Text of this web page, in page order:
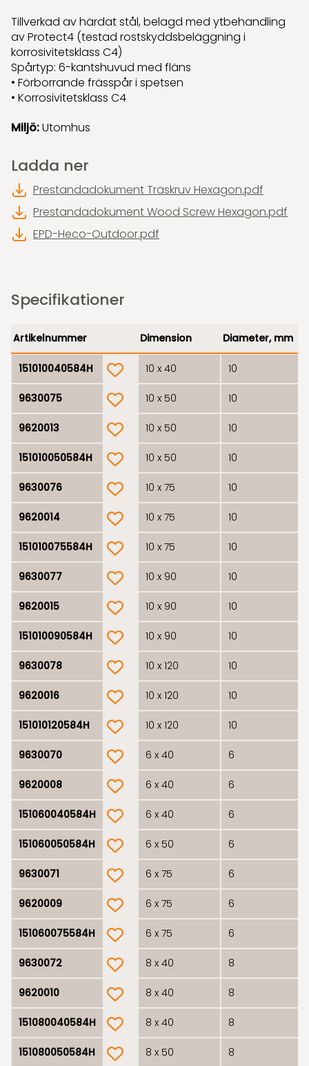
Tillverkad av härdat stål, belagd med ytbehandling
av Protect4 (testad rostskyddsbeläggning i
korrosivitetsklass C4)
Spårtyp: 6-kantshuvud med fläns
• Förborrande frässpår i spetsen
• Korrosivitetsklass C4
Miljö:Utomhus
Ladda ner
Prestandadokument Träskruv Hexagon.pdf
Prestandadokument Wood Screw Hexagon.pdf
EPD-Heco-Outdoor.pdf
Specifikationer
Artikelnummer Dimension Diameter, mm
151010040584Hproduct.wishlist10 x 40 10
9630075product.wishlist10 x 50 10
9620013 product.wishlist10 x 50 10
151010050584Hproduct.wishlist10 x 50 10
9630076product.wishlist10 x 75 10
9620014 product.wishlist10 x 75 10
151010075584Hproduct.wishlist10 x 75 10
9630077product.wishlist10 x 90 10
9620015 product.wishlist10 x 90 10
151010090584Hproduct.wishlist10 x 90 10
9630078product.wishlist10 x 120 10
9620016 product.wishlist10 x 120 10
151010120584Hproduct.wishlist10 x 120 10
9630070product.wishlist6 x 40 6
9620008product.wishlist6 x 40 6
151060040584Hproduct.wishlist6 x 40 6
151060050584Hproduct.wishlist6 x 50 6
9630071 product.wishlist6 x 75 6
9620009product.wishlist6 x 75 6
151060075584Hproduct.wishlist6 x 75 6
9630072product.wishlist8 x 40 8
9620010 product.wishlist8 x 40 8
151080040584Hproduct.wishlist8 x 40 8
151080050584Hproduct.wishlist8 x 50 8